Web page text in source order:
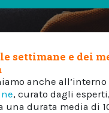
settimane e dei
anche
, curato dagli
una durata media di